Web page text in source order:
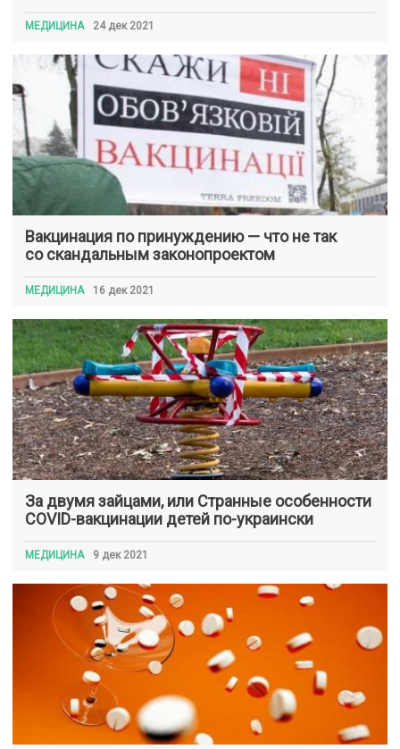
МЕДИЦИНА 24 дек 2021
Вакцинация по принуждению — что не так
со скандальным законопроектом
МЕДИЦИНА 16 дек 2021
За двумя зайцами, или Странные особенности
COVID-вакцинации детей по-украински
МЕДИЦИНА 9 дек 2021